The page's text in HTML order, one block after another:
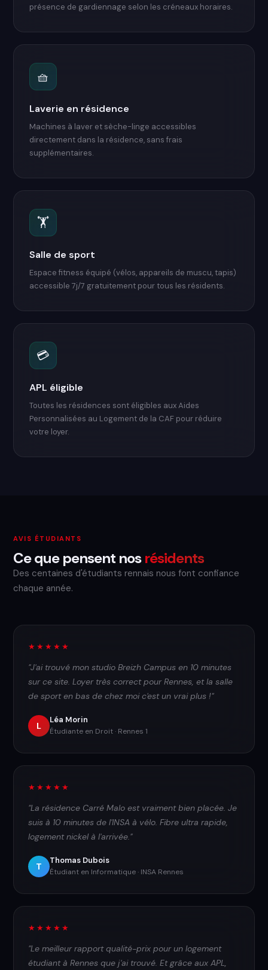
présence de gardiennage selon les créneaux horaires.
🧺
Laverie en résidence
Machines à laver et sèche-linge accessibles
directement dans la résidence, sans frais
supplémentaires.
🏋️
Salle de sport
Espace fitness équipé (vélos, appareils de muscu, tapis)
accessible 7j/7 gratuitement pour tous les résidents.
💳
APL éligible
Toutes les résidences sont éligibles aux Aides
Personnalisées au Logement de la CAF pour réduire
votre loyer.
AVIS ÉTUDIANTS
Ce que pensent nosrésidents
Des centaines d'étudiants rennais nous font confiance
chaque année.
★★★★★
"J'ai trouvé mon studio Breizh Campus en 10 minutes
sur ce site. Loyer très correct pour Rennes, et la salle
de sport en bas de chez moi c'est un vrai plus !"
L
Léa Morin
Étudiante en Droit · Rennes 1
★★★★★
"La résidence Carré Malo est vraiment bien placée. Je
suis à 10 minutes de l'INSA à vélo. Fibre ultra rapide,
logement nickel à l'arrivée."
T
Thomas Dubois
Étudiant en Informatique · INSA Rennes
★★★★★
"Le meilleur rapport qualité-prix pour un logement
étudiant à Rennes que j'ai trouvé. Et grâce aux APL,